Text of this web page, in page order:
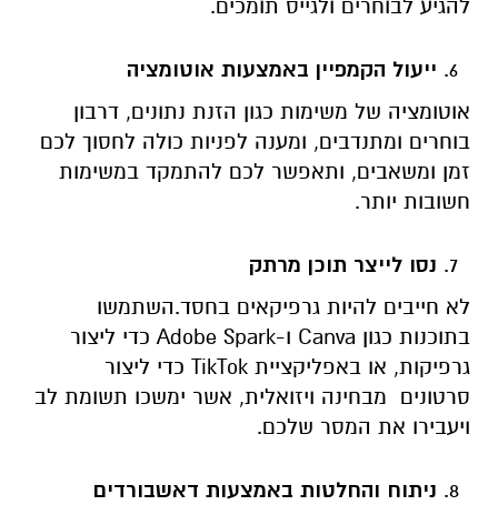
להגיע לבוחרים ולגייס תומכים.
ייעול הקמפיין באמצעות אוטומציה
אוטומציה של משימות כגון הזנת נתונים, דרבון
בוחרים ומתנדבים, ומענה לפניות כולה לחסוך לכם
זמן ומשאבים, ותאפשר לכם להתמקד במשימות
חשובות יותר.
נסו לייצר תוכן מרתק
לא חייבים להיות גרפיקאים בחסד.השתמשו
בתוכנות כגון Canva ו-Adobe Spark כדי ליצור
גרפיקות, או באפליקציית TikTok כדי ליצור
סרטונים מבחינה ויזואלית, אשר ימשכו תשומת לב
ויעבירו את המסר שלכם.
ניתוח והחלטות באמצעות דאשבורדים